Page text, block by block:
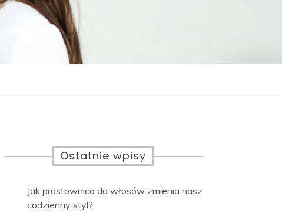
Ostatnie wpisy
Jak prostownica do włosów zmienia nasz
codzienny styl?